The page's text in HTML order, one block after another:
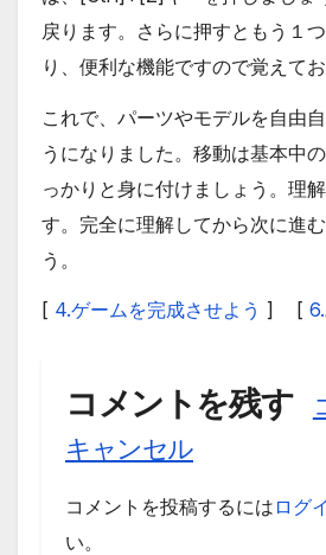
戻ります。さらに押すともう１
り、便利な機能ですので覚えてお
これで、パーツやモデルを自由
うになりました。移動は基本中
っかりと身に付けましょう。理
す。完全に理解してから次に進
う。
[ 4.ゲームを完成させよう ] [
コメントを残す
キャンセル
コメントを投稿するには ログ
い。